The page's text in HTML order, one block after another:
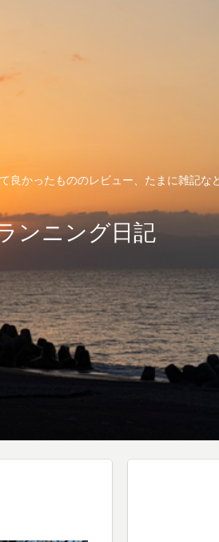
かったもののレビュー、たまに雑記な
ンニング日記